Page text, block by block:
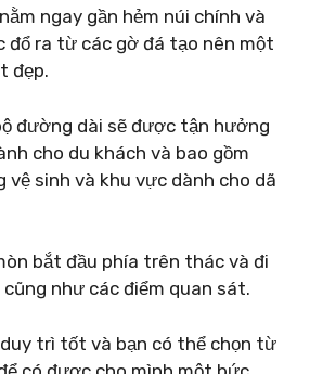
ngay gần hẻm núi chính và
đổ ra từ các gờ đá tạo nên một
đẹp.
đường dài sẽ được tận hưởng
cho du khách và bao gồm
vệ sinh và khu vực dành cho dã
bắt đầu phía trên thác và đi
như các điểm quan sát.
trì tốt và bạn có thể chọn từ